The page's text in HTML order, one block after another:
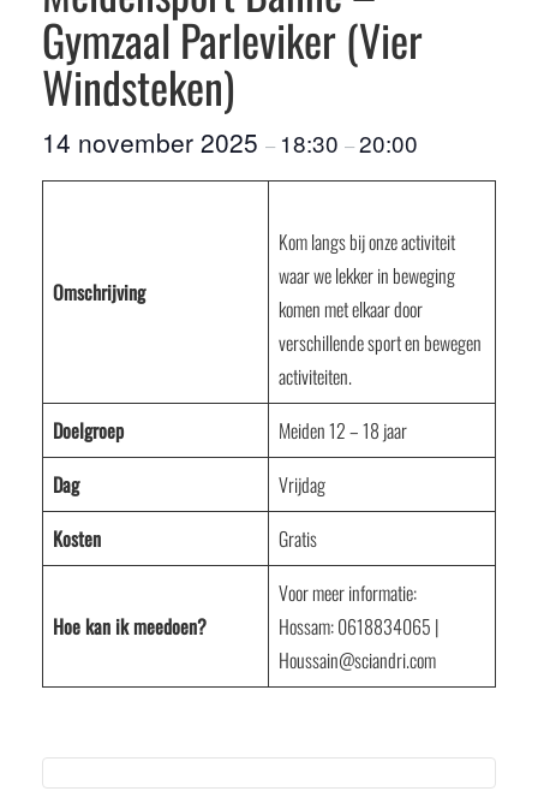
Gymzaal Parleviker (Vier
Windsteken)
14 november 2025 – 18:30 –20:00
Omschrijving
Kom langs bij onze activiteit
waar we lekker in beweging
komen met elkaar door
verschillende sport en bewegen
activiteiten.
Doelgroep
Meiden 12 – 18 jaar
Dag
Vrijdag
Kosten
Gratis
Hoe kan ik meedoen?
Voor meer informatie:
Hossam: 0618834065 |
Houssain@sciandri.com